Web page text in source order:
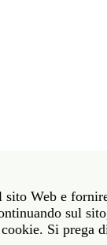
7200 · f 212
Web e
sul
Si prega